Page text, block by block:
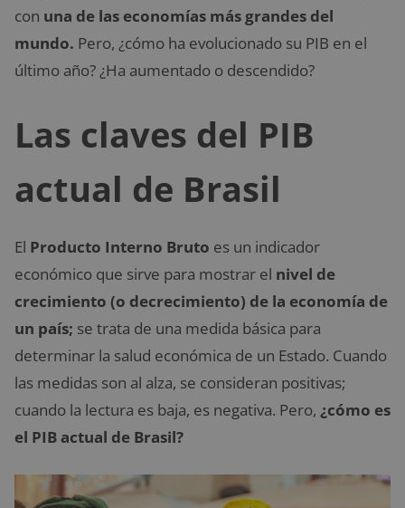
con una de las economías más grandes del
mundo. Pero, ¿cómo ha evolucionado su PIB en el
último año? ¿Ha aumentado o descendido?
Las claves del PIB
actual de Brasil
El Producto Interno Bruto es un indicador
económico que sirve para mostrar el nivel de
crecimiento (o decrecimiento) de la economía de
un país; se trata de una medida básica para
determinar la salud económica de un Estado. Cuando
las medidas son al alza, se consideran positivas;
cuando la lectura es baja, es negativa. Pero, ¿cómo es
el PIB actual de Brasil?